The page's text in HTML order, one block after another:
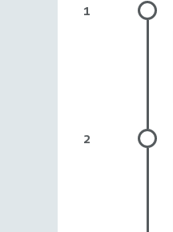
1
2